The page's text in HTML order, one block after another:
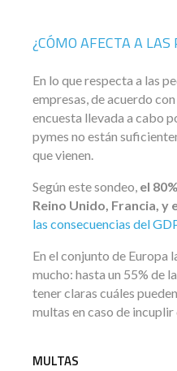
¿CÓMO AFECTA A LAS
En lo que respecta a las
empresas, de acuerdo
encuesta llevada a cabo
pymes no están
que vienen.
Según este sondeo, el
Reino Unido, Francia, y
las consecuencias del
En el conjunto de Europa
mucho: hasta un 55% de
tener claras cuáles
multas en caso de
MULTAS